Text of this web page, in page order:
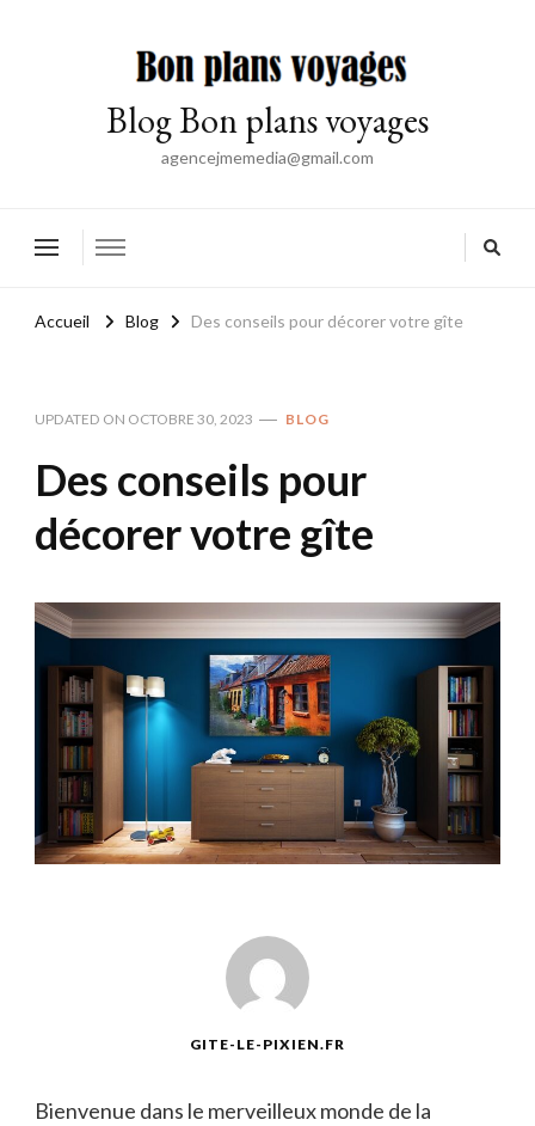
Blog Bon plans voyages
agencejmemedia@gmail.com
Accueil Blog Des conseils pour décorer votre gîte
UPDATED ON OCTOBRE 30, 2023 BLOG
Des conseils pour
décorer votre gîte
GITE-LE-PIXIEN.FR
Bienvenue dans le merveilleux monde de la